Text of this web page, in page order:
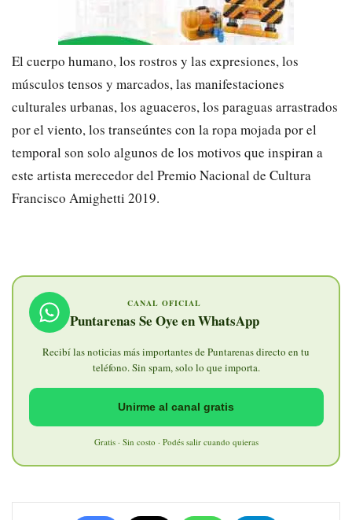
El cuerpo humano, los rostros y las expresiones, los
músculos tensos y marcados, las manifestaciones
culturales urbanas, los aguaceros, los paraguas arrastrados
por el viento, los transeúntes con la ropa mojada por el
temporal son solo algunos de los motivos que inspiran a
este artista merecedor del Premio Nacional de Cultura
Francisco Amighetti 2019.
CANAL OFICIAL
Puntarenas Se Oye en WhatsApp
Recibí las noticias más importantes de Puntarenas directo en tu
teléfono. Sin spam, solo lo que importa.
Unirme al canal gratis
Gratis · Sin costo · Podés salir cuando quieras